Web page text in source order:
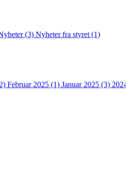
(3) Nyheter fra styret (1)
Februar 2025 (1) Januar 2025 (3)